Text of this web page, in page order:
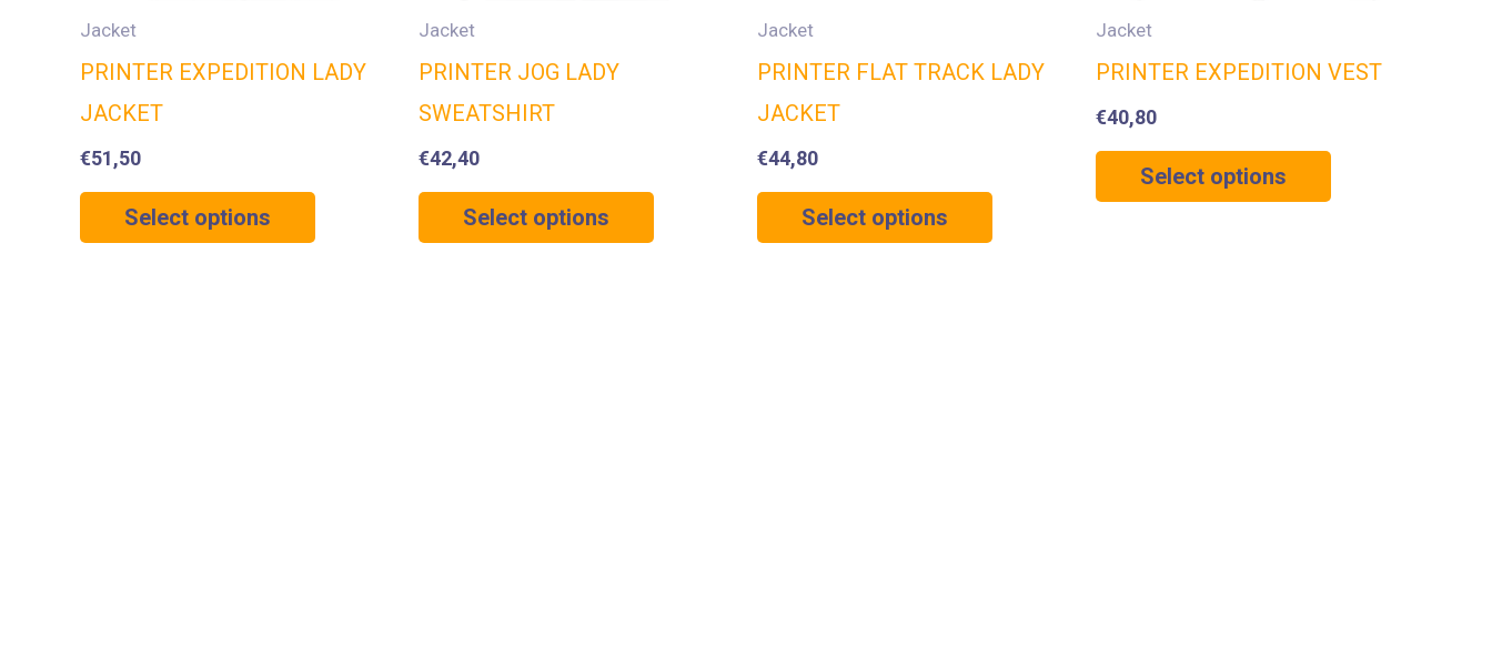
Jacket
PRINTER EXPEDITION LADY
JACKET
€51,50
Select options
Jacket
PRINTER JOG LADY
SWEATSHIRT
€42,40
Select options
Jacket
PRINTER FLAT TRACK LADY
JACKET
€44,80
Select options
Jacket
PRINTER EXPEDITION VEST
€40,80
Select options